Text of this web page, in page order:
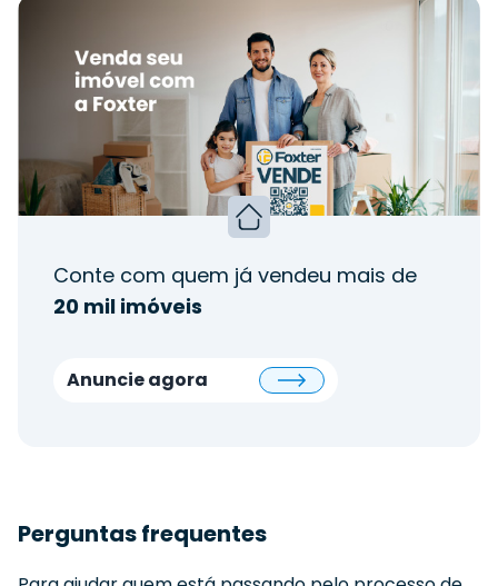
Conte com quem já vendeu mais de
20 mil imóveis
Anuncie agora
Perguntas frequentes